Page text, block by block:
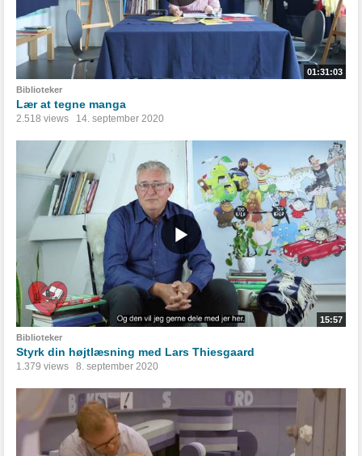
01:31:03
Biblioteker
Lær at tegne manga
2.518 views 14. september 2020
15:57
Biblioteker
Styrk din højtlæsning med Lars Thiesgaard
1.379 views 8. september 2020